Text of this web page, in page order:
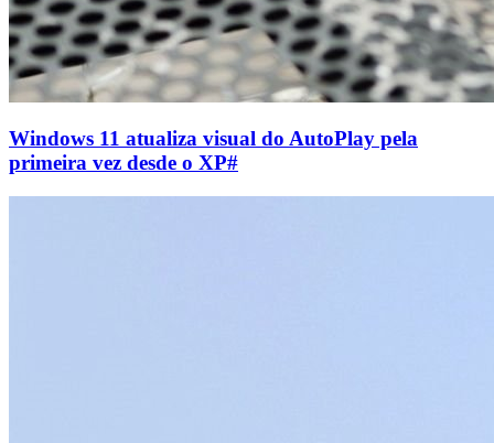
Windows 11 atualiza visual do AutoPlay pela
primeira vez desde o XP#